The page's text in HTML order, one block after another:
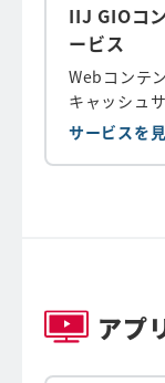
IIJ GIOコ
ービス
Webコンテ
キャッシュ
サービスを
アプ